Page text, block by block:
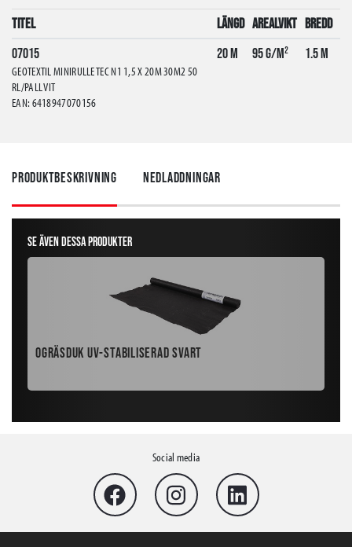
Titel Längd Arealvikt
Bredd
07015
GEOTEXTIL MINIRULLE TEC N1 1,5 X 20M 30M2 50
RL/PALL VIT
EAN: 6418947070156
20 m 95 g/m² 1.5 m
Produktbeskrivning Nedladdningar
Se även dessa produkter
Ogräsduk UV-stabiliserad Svart
Social media